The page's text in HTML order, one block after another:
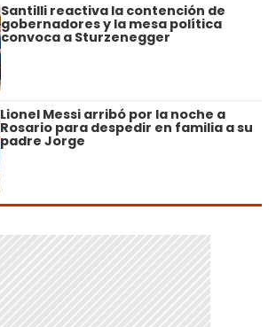
Santilli reactiva la contención de
gobernadores y la mesa política
convoca a Sturzenegger
Lionel Messi arribó por la noche a
Rosario para despedir en familia a su
padre Jorge